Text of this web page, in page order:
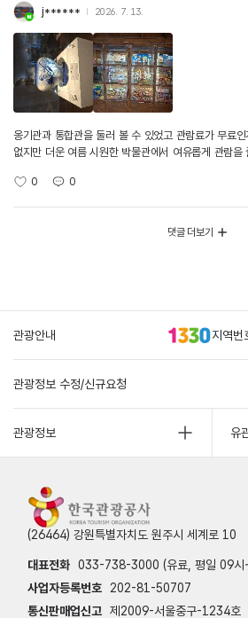
j****** 2026. 7. 13.
옹기관과 통합관을 둘러 볼 수 있었고 관람료가 무료
없지만 더운 여름 시원한 박물관에서 여유롭게 관람을
0 0
댓글 더보기
관광안내 지역번
관광정보 수정/신규요청
관광정보 유
(26464) 강원특별자치도 원주시 세계로 10
대표전화 033-738-3000 (유료, 평일 09시
사업자등록번호
202-81-50707
통신판매업신고 제2009-서울중구-1234호